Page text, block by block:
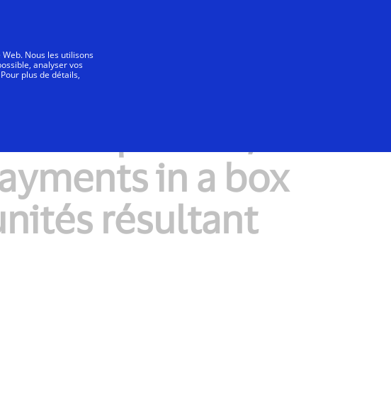
Tout le monde
Xpollens,
in a box
résultant
Nous les utilisons
analyser vos
plus de détails,